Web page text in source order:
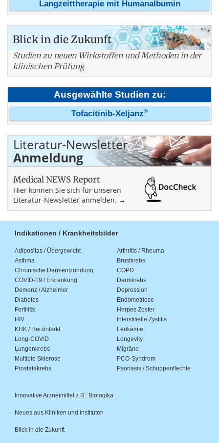
Langzeittherapie mit Humanalbumin
Blick in die Zukunft
Studien zu neuen Wirkstoffen und Methoden in der
klinischen Prüfung
Ausgewählte Studien zu:
Tofacitinib-Xeljanz®
Literatur-Newsletter
Anmeldung
Medical NEWS Report
Hier können Sie sich für unseren
Literatur-Newsletter anmelden. →
Indikationen / Krankheitsbilder
Adipositas / Übergewicht
Arthritis / Rheuma
Asthma
Brustkrebs
Chronische Darmentzündung
COPD
COVID-19 / Erkrankung
Darmkrebs
Demenz / Alzheimer
Depression
Diabetes
Endometriose
Fertilität
Herpes Zoster
HIV
Interstitielle Zystitis
KHK / Herzinfarkt
Leukämie
Long-COVID
Longevity
Lungenkrebs
Migräne
Multiple Sklerose
PCO-Syndrom
Prostatakrebs
Psoriasis / Schuppenflechte
Innovative Arzneimittel z.B.: Biologika
Neues aus Kliniken und Instituten
Blick in die Zukunft